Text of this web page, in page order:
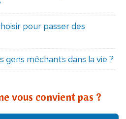
pour passer des
gens méchants dans la vie ?
vous convient pas ?